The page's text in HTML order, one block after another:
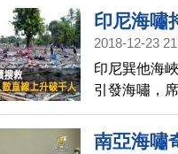
嘯，目前也
印尼海嘯
2018-12-23
印尼巽他海
引發海嘯，
的數據，死
傷、28人失
南亞海嘯